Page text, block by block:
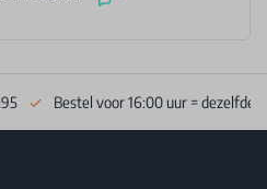
Bestel voor 16:00 uur = dezelfde